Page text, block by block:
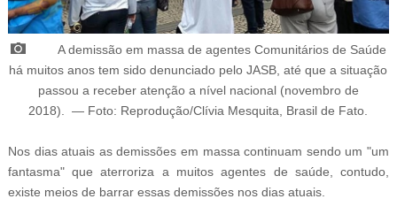
A demissão em massa de agentes Comunitários de Saúde
há muitos anos tem sido denunciado pelo JASB, até que a situação
passou a receber atenção a nível nacional (novembro de
2018). — Foto: Reprodução/Clívia Mesquita, Brasil de Fato.
Nos dias atuais as demissões em massa continuam sendo um "um
fantasma" que aterroriza a muitos agentes de saúde, contudo,
existe meios de barrar essas demissões nos dias atuais.